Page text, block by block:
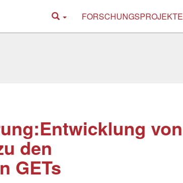
FORSCHUNGSPROJEKTE
von
den
GETs